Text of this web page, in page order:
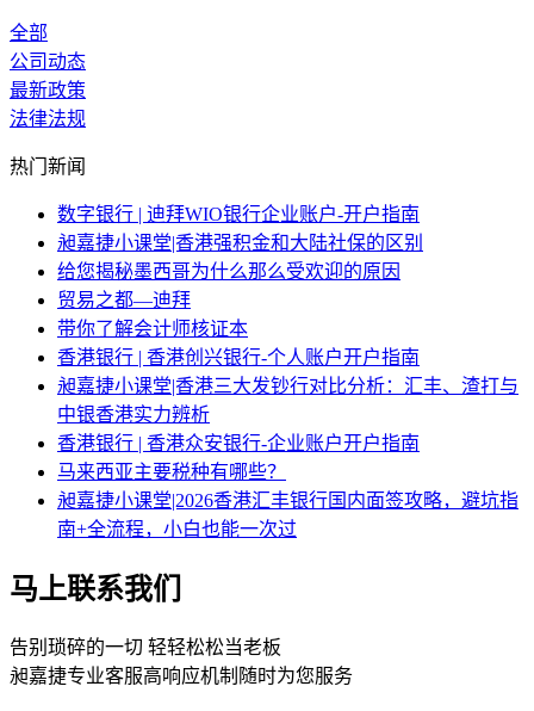
全部
公司动态
最新政策
法律法规
热门新闻
数字银行 | 迪拜WIO银行企业账户-开户指南
昶嘉捷小课堂|香港强积金和大陆社保的区别
给您揭秘墨西哥为什么那么受欢迎的原因
贸易之都—迪拜
带你了解会计师核证本
香港银行 | 香港创兴银行-个人账户开户指南
昶嘉捷小课堂|香港三大发钞行对比分析：汇丰、渣打与
中银香港实力辨析
香港银行 | 香港众安银行-企业账户开户指南
马来西亚主要税种有哪些？
昶嘉捷小课堂|2026香港汇丰银行国内面签攻略，避坑指
南+全流程，小白也能一次过
马上联系我们
告别琐碎的一切 轻轻松松当老板
昶嘉捷专业客服高响应机制随时为您服务